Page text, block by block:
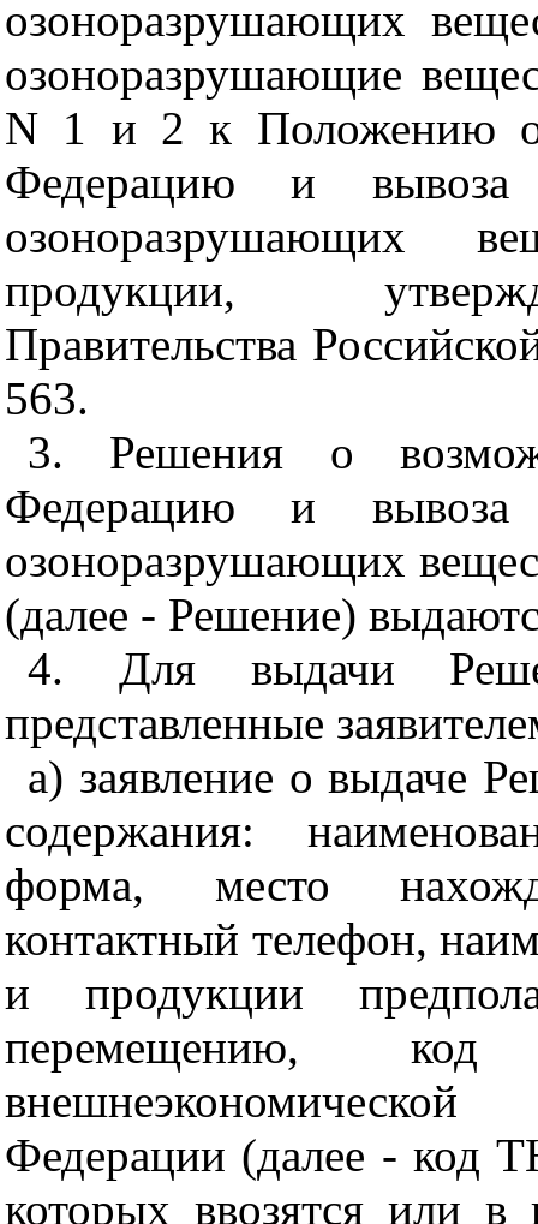
озоноразрушающих
озоноразрушающие
N 1 и 2 к Положению о
Федерацию и вывоза
озоноразрушающих
продукции,
Правительства
563.
3. Решения о
Федерацию и вывоза
озоноразрушающих
(далее - Решение)
4. Для выдачи
представленные
а) заявление о выдаче
содержания:
форма, место
контактный телефон,
и продукции
перемещению, код
Федерации (далее - код
которых ввозятся или в